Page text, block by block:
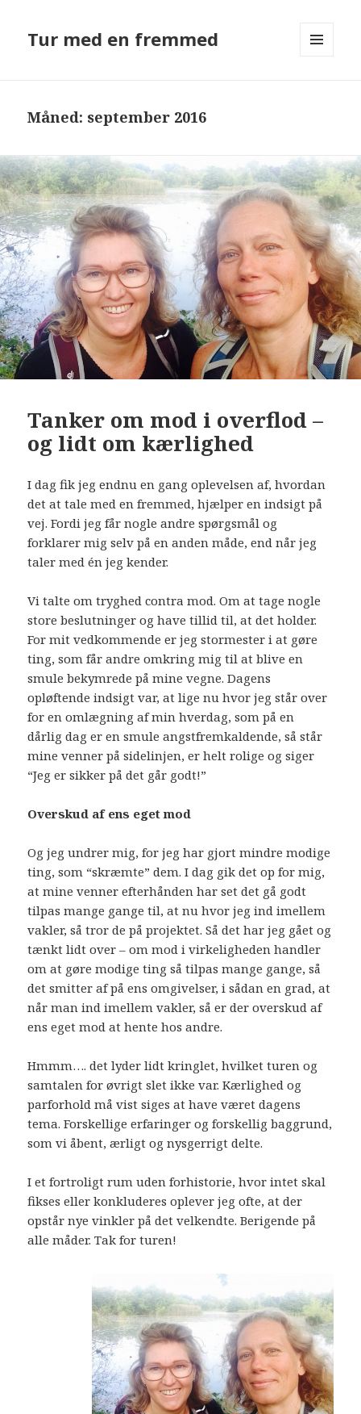
Tur med en fremmed
Måned: september 2016
Tanker om mod i overflod –
og lidt om kærlighed
I dag fik jeg endnu en gang oplevelsen af, hvordan
det at tale med en fremmed, hjælper en indsigt på
vej. Fordi jeg får nogle andre spørgsmål og
forklarer mig selv på en anden måde, end når jeg
taler med én jeg kender.
Vi talte om tryghed contra mod. Om at tage nogle
store beslutninger og have tillid til, at det holder.
For mit vedkommende er jeg stormester i at gøre
ting, som får andre omkring mig til at blive en
smule bekymrede på mine vegne. Dagens
opløftende indsigt var, at lige nu hvor jeg står over
for en omlægning af min hverdag, som på en
dårlig dag er en smule angstfremkaldende, så står
mine venner på sidelinjen, er helt rolige og siger
“Jeg er sikker på det går godt!”
Overskud af ens eget mod
Og jeg undrer mig, for jeg har gjort mindre modige
ting, som “skræmte” dem. I dag gik det op for mig,
at mine venner efterhånden har set det gå godt
tilpas mange gange til, at nu hvor jeg ind imellem
vakler, så tror de på projektet. Så det har jeg gået og
tænkt lidt over – om mod i virkeligheden handler
om at gøre modige ting så tilpas mange gange, så
det smitter af på ens omgivelser, i sådan en grad, at
når man ind imellem vakler, så er der overskud af
ens eget mod at hente hos andre.
Hmmm…. det lyder lidt kringlet, hvilket turen og
samtalen for øvrigt slet ikke var. Kærlighed og
parforhold må vist siges at have været dagens
tema. Forskellige erfaringer og forskellig baggrund,
som vi åbent, ærligt og nysgerrigt delte.
I et fortroligt rum uden forhistorie, hvor intet skal
fikses eller konkluderes oplever jeg ofte, at der
opstår nye vinkler på det velkendte. Berigende på
alle måder. Tak for turen!